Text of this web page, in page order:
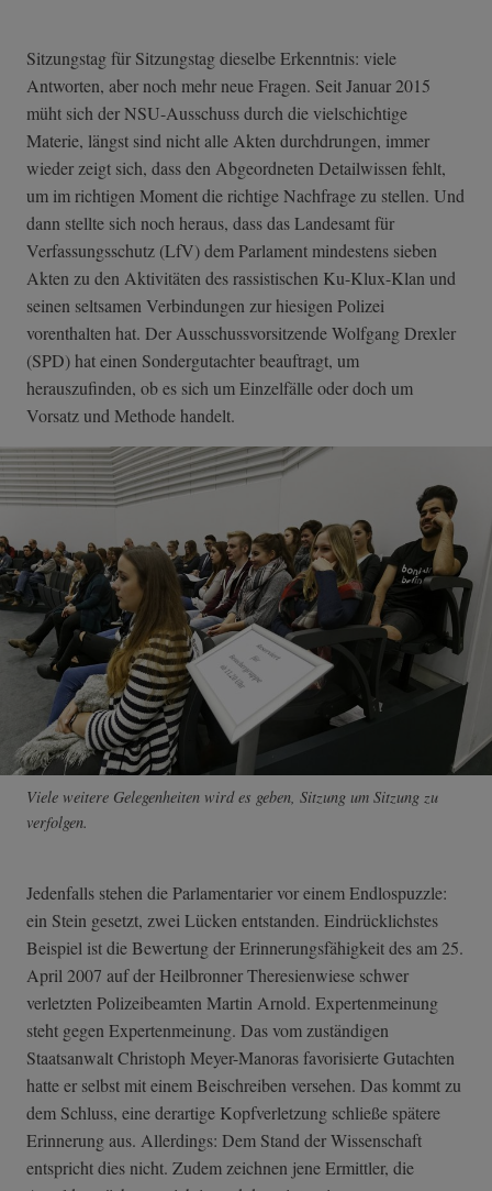
Sitzungstag für Sitzungstag dieselbe Erkenntnis: viele
Antworten, aber noch mehr neue Fragen. Seit Januar 2015
müht sich der NSU-Ausschuss durch die vielschichtige
Materie, längst sind nicht alle Akten durchdrungen, immer
wieder zeigt sich, dass den Abgeordneten Detailwissen fehlt,
um im richtigen Moment die richtige Nachfrage zu stellen. Und
dann stellte sich noch heraus, dass das Landesamt für
Verfassungsschutz (LfV) dem Parlament mindestens sieben
Akten zu den Aktivitäten des rassistischen Ku-Klux-Klan und
seinen seltsamen Verbindungen zur hiesigen Polizei
vorenthalten hat. Der Ausschussvorsitzende Wolfgang Drexler
(SPD) hat einen Sondergutachter beauftragt, um
herauszufinden, ob es sich um Einzelfälle oder doch um
Vorsatz und Methode handelt.
Viele weitere Gelegenheiten wird es geben, Sitzung um Sitzung zu
verfolgen.
Jedenfalls stehen die Parlamentarier vor einem Endlospuzzle:
ein Stein gesetzt, zwei Lücken entstanden. Eindrücklichstes
Beispiel ist die Bewertung der Erinnerungsfähigkeit des am 25.
April 2007 auf der Heilbronner Theresienwiese schwer
verletzten Polizeibeamten Martin Arnold. Expertenmeinung
steht gegen Expertenmeinung. Das vom zuständigen
Staatsanwalt Christoph Meyer-Manoras favorisierte Gutachten
hatte er selbst mit einem Beischreiben versehen. Das kommt zu
dem Schluss, eine derartige Kopfverletzung schließe spätere
Erinnerung aus. Allerdings: Dem Stand der Wissenschaft
entspricht dies nicht. Zudem zeichnen jene Ermittler, die